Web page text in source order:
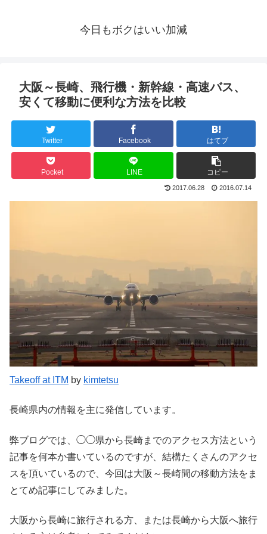
今日もボクはいい加減
大阪～長崎、飛行機・新幹線・高速バス、
安くて移動に便利な方法を比較
Twitter Facebook はてブ
Pocket LINE コピー
2017.06.28 2016.07.14
Takeoff at ITM by kimtetsu
長崎県内の情報を主に発信しています。
弊ブログでは、◯◯県から長崎までのアクセス方法という
記事を何本か書いているのですが、結構たくさんのアクセ
スを頂いているので、今回は大阪～長崎間の移動方法をま
とてめ記事にしてみました。
大阪から長崎に旅行される方、または長崎から大阪へ旅行